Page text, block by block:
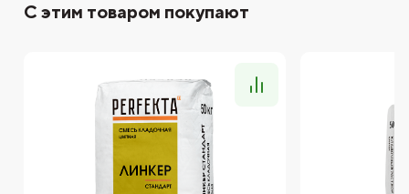
С этим товаром покупают